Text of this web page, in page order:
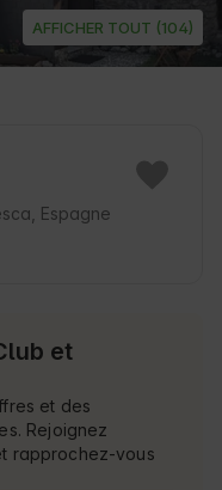
AFFICHER TOUT (104)
Espagne
et
et des
Rejoignez
rapprochez-vous